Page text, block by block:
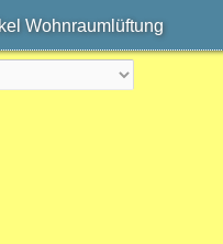
Wohnraumlüftung